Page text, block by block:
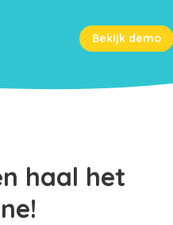
Bekijk demo
haal het